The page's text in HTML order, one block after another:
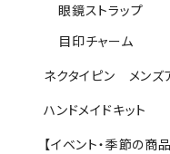
眼鏡ストラップ
目印チャーム
ネクタイピン メンズ
ハンドメイドキット
【イベント・季節の商品